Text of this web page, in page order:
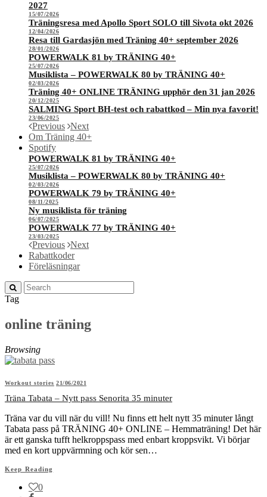
2027
15/07/2026
Träningsresa med Apollo Sport SOLO till Sivota okt 2026
12/04/2026
Resa till Gardasjön med Träning 40+ september 2026
28/01/2026
POWERWALK 81 by TRÄNING 40+
25/07/2026
Musiklista – POWERWALK 80 by TRÄNING 40+
02/03/2026
Träning 40+ ONLINE TRÄNING upphör den 31 jan 2026
20/12/2025
SALMING Sport BH-test och rabattkod – Min nya favorit!
23/06/2025
Previous Next
Om Träning 40+
Spotify
POWERWALK 81 by TRÄNING 40+
25/07/2026
Musiklista – POWERWALK 80 by TRÄNING 40+
02/03/2026
POWERWALK 79 by TRÄNING 40+
08/11/2025
Ny musiklista för träning
06/07/2025
POWERWALK 77 by TRÄNING 40+
23/03/2025
Previous Next
Rabattkoder
Föreläsningar
Tag
online träning
Browsing
Workout stories 21/06/2021
Träna Tabata – Nytt pass Senorita 35 minuter
Träna var du vill när du vill! Nu finns ett helt nytt 35 minuter långt
Tabata pass på TRÄNING 40+ ONLINE – Hemmaträning! Det här
är ett ganska tufft helkroppspass med enbart kroppsvikt. Vi börjar
med en kort uppvärmning och kör sen…
Keep Reading
0